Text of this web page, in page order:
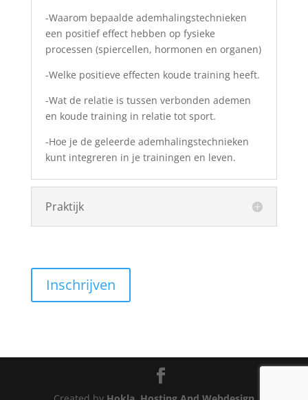
-Waarom bepaalde ademhalingstechnieken
een positief effect hebben op fysieke
processen (spiercellen, hormonen en organen)
-Welke positieve effecten koude training heeft.
-Wat de relatie is tussen verbonden ademen
en koude training in relatie tot sport.
-Hoe je de geleerde ademhalingstechnieken
kunt integreren in je trainingen en leven.
Praktijk
Inschrijven